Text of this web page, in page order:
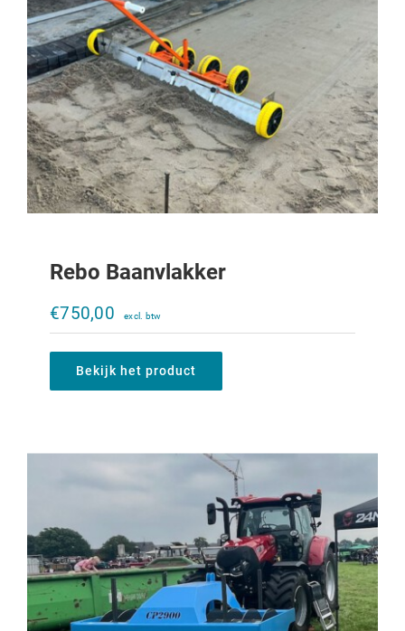
Rebo Baanvlakker
€750,00
Bekijk het product
€8.750,00